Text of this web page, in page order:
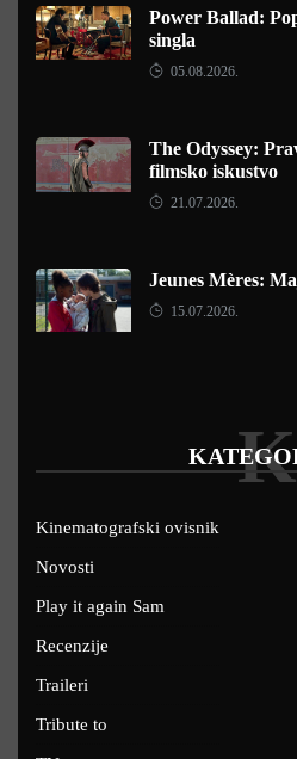
Power Ballad:
singla
05.08.2026.
The Odyssey:
filmsko iskustvo
21.07.2026.
Jeunes Mères:
15.07.2026.
K
Kinematografski ovisnik
Novosti
Play it again Sam
Recenzije
Traileri
Tribute to